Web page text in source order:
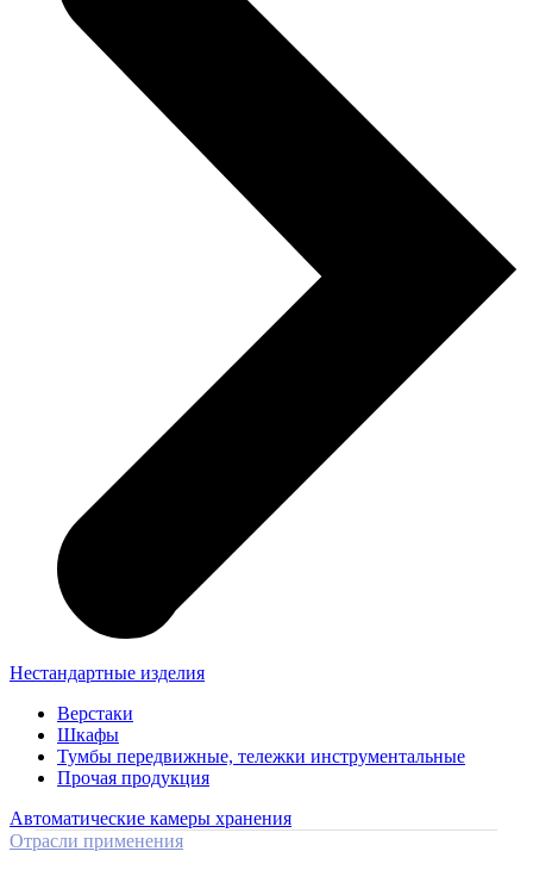
Нестандартные изделия
Верстаки
Шкафы
Тумбы передвижные, тележки инструментальные
Прочая продукция
Автоматические камеры хранения
Отрасли применения